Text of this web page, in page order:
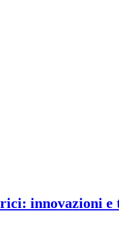
innovazioni e